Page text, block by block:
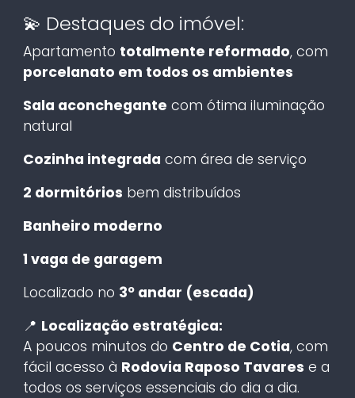
💫 Destaques do imóvel:
Apartamento totalmente reformado, com
porcelanato em todos os ambientes
Sala aconchegante com ótima iluminação
natural
Cozinha integrada com área de serviço
2 dormitórios bem distribuídos
Banheiro moderno
1 vaga de garagem
Localizado no 3º andar (escada)
📍 Localização estratégica:
A poucos minutos do Centro de Cotia, com
fácil acesso à Rodovia Raposo Tavares e a
todos os serviços essenciais do dia a dia.